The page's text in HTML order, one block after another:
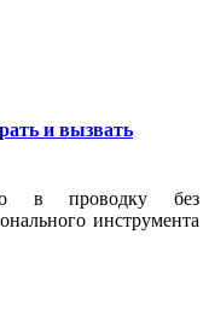
и вызвать
в проводку без
инструмента